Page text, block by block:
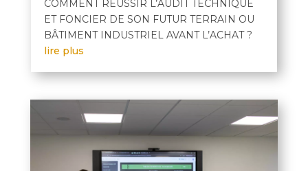
COMMENT RÉUSSIR L’AUDIT TECHNIQUE
ET FONCIER DE SON FUTUR TERRAIN OU
BÂTIMENT INDUSTRIEL AVANT L’ACHAT ?
lire plus